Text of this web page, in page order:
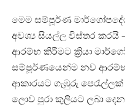
මෙම සම්පූර්ණ
අවශ්‍ය සියල්ල විස්තර කරයි
ආරම්භ කිරීමට ක්‍රියා
සම්පූර්ණයෙන්ම නව
ආකාරයට ගැඹුරු
ලොව පුරා කුලියට ලබා